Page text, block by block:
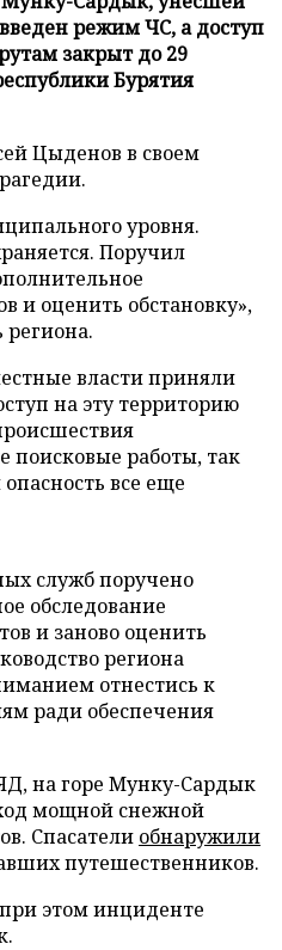
режим ЧС, а доступ
закрыт до 29
Бурятия
Цыденов в своем
уровня.
Поручил
и оценить обстановку»,
региона.
власти приняли
на эту территорию
поисковые работы, так
все еще
служб поручено
обследование
и заново оценить
региона
отнестись к
ради обеспечения
на горе Мунку-Сардык
мощной снежной
Спасатели обнаружили
путешественников.
этом инциденте